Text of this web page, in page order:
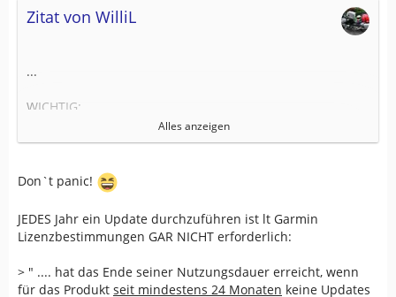
Zitat von WilliL
...
WICHTIG:
für jede Lizenz jedes Jahr ein Upgrade durchführen,
damit lifetime-Lizenzen bestehen bleiben!
---------------------------------------------------
Alles anzeigen
Don`t panic!
JEDES Jahr ein Update durchzuführen ist lt Garmin
Lizenzbestimmungen GAR NICHT erforderlich:
> " .... hat das Ende seiner Nutzungsdauer erreicht, wenn
für das Produkt seit mindestens 24 Monaten keine Updates